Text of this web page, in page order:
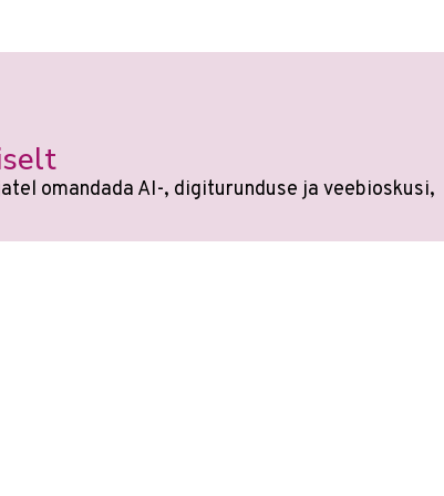
omandada AI-, digiturunduse ja veebioskusi,